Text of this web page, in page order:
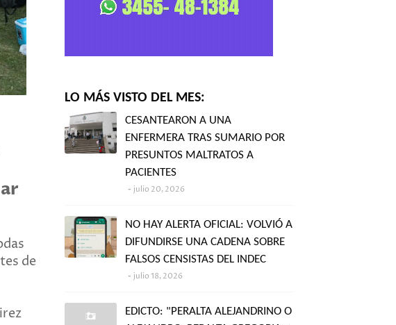
de
LO MÁS VISTO DEL MES:
CESANTEARON A UNA
ENFERMERA TRAS SUMARIO POR
PRESUNTOS MALTRATOS A
PACIENTES
julio 20, 2026
NO HAY ALERTA OFICIAL: VOLVIÓ A
DIFUNDIRSE UNA CADENA SOBRE
FALSOS CENSISTAS DEL INDEC
julio 18, 2026
EDICTO: "PERALTA ALEJANDRINO O